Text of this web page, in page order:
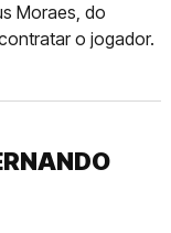
Moraes, do
o jogador.